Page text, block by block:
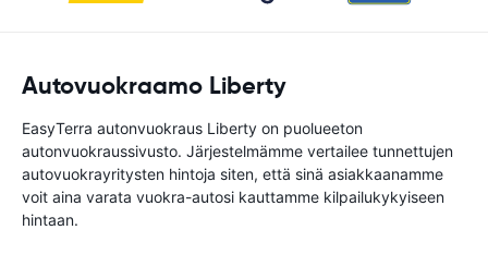
Autovuokraamo Liberty
EasyTerra autonvuokraus Liberty on puolueeton
autonvuokraussivusto. Järjestelmämme vertailee tunnettujen
autovuokrayritysten hintoja siten, että sinä asiakkaanamme
voit aina varata vuokra-autosi kauttamme kilpailukykyiseen
hintaan.